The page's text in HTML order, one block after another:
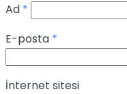
Ad *
E-posta *
İnternet sitesi